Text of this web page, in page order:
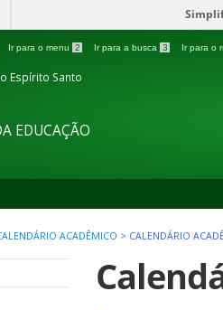
Ir para o menu 2 Ir para a busca 3 Ir para o
Espírito Santo
EDUCAÇÃO
ACADÊMICO > CALENDÁRIO